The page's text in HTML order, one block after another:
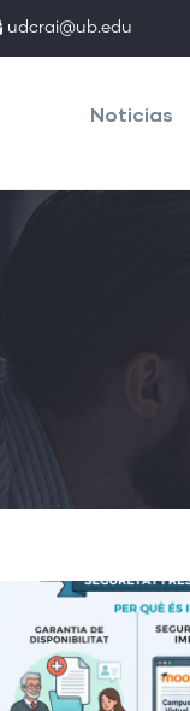
udcrai@ub.edu
navigation
Noticias